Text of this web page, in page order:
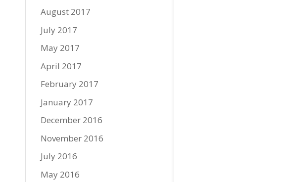
August 2017
July 2017
May 2017
April 2017
February 2017
January 2017
December 2016
November 2016
July 2016
May 2016